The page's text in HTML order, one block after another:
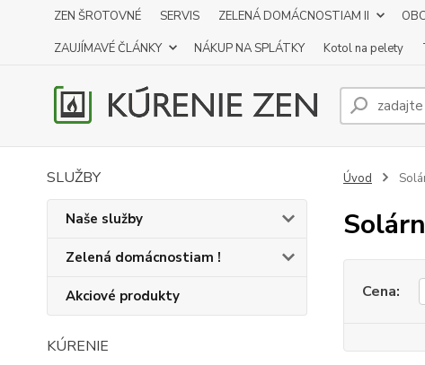
ZEN ŠROTOVNÉ SERVIS ZELENÁ DOMÁCNOSTIAM II
ZAUJÍMAVÉ ČLÁNKY
NÁKUP NA SPLÁTKY Kotol na pelety
SLUŽBY
Naše služby
Zelená domácnostiam !
Akciové produkty
KÚRENIE
Úvod
Cena: